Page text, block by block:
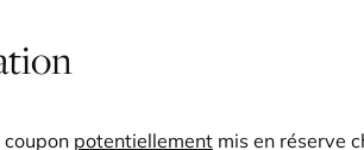
coupon potentiellement mis en réserve